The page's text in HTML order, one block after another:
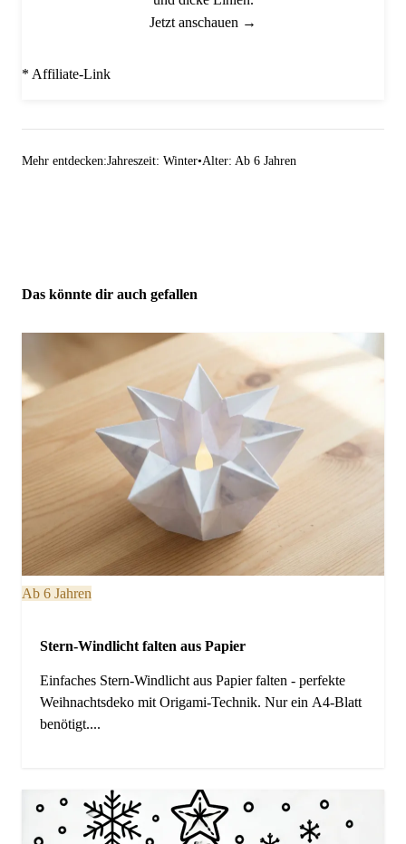
Jetzt anschauen →
* Affiliate-Link
Mehr entdecken:Jahreszeit: Winter•Alter: Ab 6 Jahren
Das könnte dir auch gefallen
Ab 6 Jahren
Stern-Windlicht falten aus Papier
Einfaches Stern-Windlicht aus Papier falten - perfekte
Weihnachtsdeko mit Origami-Technik. Nur ein A4-Blatt
benötigt....